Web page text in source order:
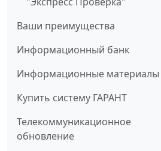
Ваши преимущества
Информационный банк
Информационные материалы
Купить систему ГАРАНТ
Телекоммуникационное
обновление